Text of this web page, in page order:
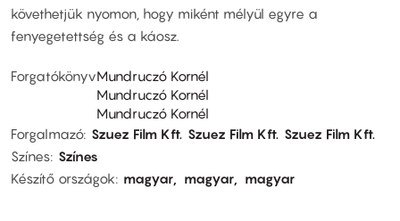
követhetjük nyomon, hogy miként mélyül egyre a
fenyegetettség és a káosz.
ForgatókönyvMundruczó Kornél
Mundruczó Kornél
Mundruczó Kornél
Forgalmazó Szuez Film Kft. Szuez Film Kft. Szuez Film Kft.
Színes Színes
Készítő országok
magyar magyar magyar